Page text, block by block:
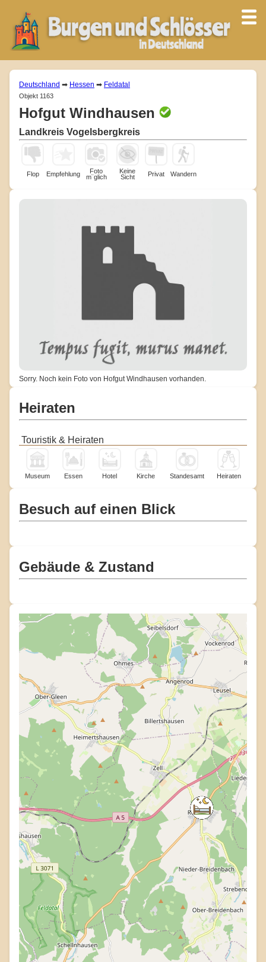
Deutschland ➡ Hessen ➡ Feldatal
Objekt 1163
Hofgut Windhausen
Landkreis Vogelsbergkreis
Flop Empfehlung
Foto
m¨glich
Keine
Sicht
Privat Wandern
Sorry. Noch kein Foto von Hofgut Windhausen vorhanden.
Heiraten
Touristik & Heiraten
Museum Essen Hotel Kirche Standesamt Heiraten
Besuch auf einen Blick
Gebäude & Zustand